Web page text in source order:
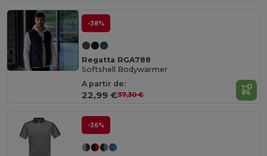
-38%
Regatta RGA788
Softshell Bodywarmer
A partir de:
22,99 €37,30 €
-36%